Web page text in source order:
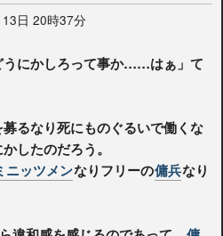
日 20時37分
うにかしろって事か……はぁ」て
るなり死にものぐるいで働くな
かしたのだろう。
ニッツメンなりフリーの傭兵なり